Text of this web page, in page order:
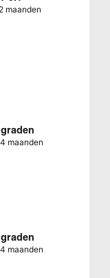
maanden
maanden
maanden